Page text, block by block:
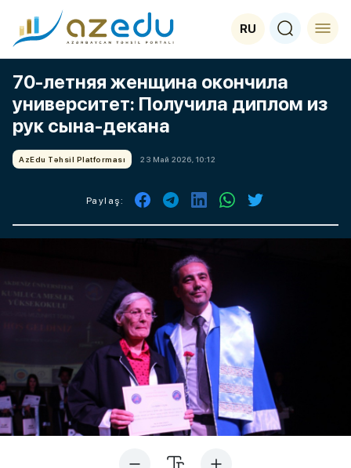
RU
70-летняя женщина окончила
университет: Получила диплом из
рук сына-декана
AzEdu Təhsil Platforması 23 Май 2026, 10:12
Paylaş: